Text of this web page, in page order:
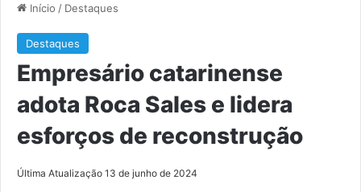
Início / Destaques
Destaques
Empresário catarinense
adota Roca Sales e lidera
esforços de reconstrução
Última Atualização 13 de junho de 2024